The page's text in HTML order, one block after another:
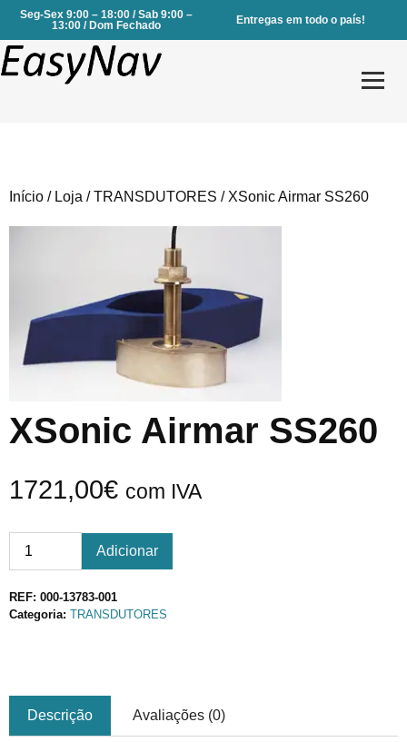
Seg-Sex 9:00 – 18:00 / Sab 9:00 –
13:00 / Dom Fechado
Entregas em todo o país!
Serviços
Sobre Nós
Contactos
Início / Loja /TRANSDUTORES / XSonic Airmar SS260
XSonic Airmar SS260
1721,00€ com IVA
Adicionar
REF: 000-13783-001
Categoria: TRANSDUTORES
Descrição Avaliações (0)